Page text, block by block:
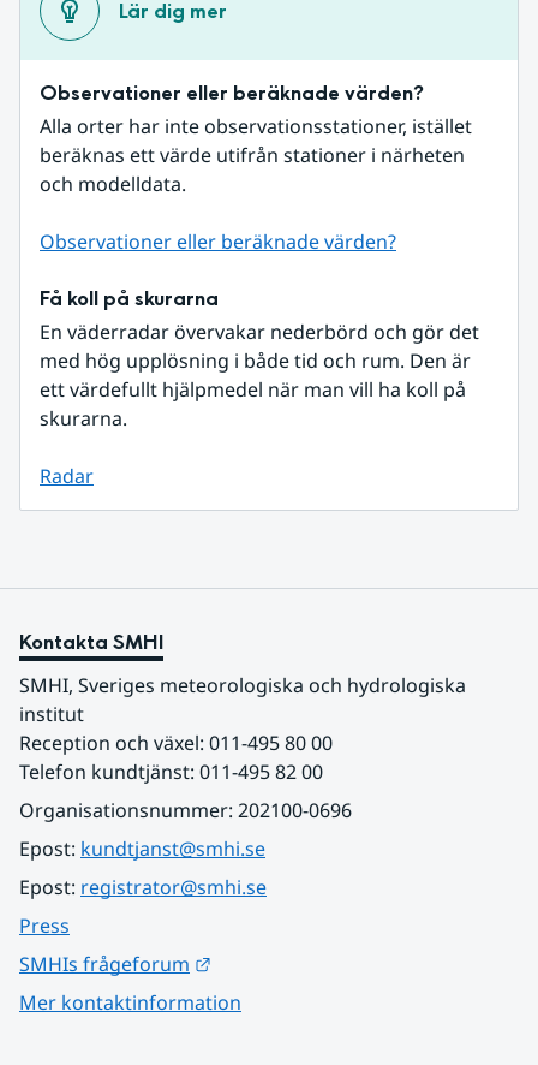
Lär dig mer
Observationer eller beräknade värden?
Alla orter har inte observationsstationer, istället
beräknas ett värde utifrån stationer i närheten
och modelldata.
Observationer eller beräknade värden?
Få koll på skurarna
En väderradar övervakar nederbörd och gör det
med hög upplösning i både tid och rum. Den är
ett värdefullt hjälpmedel när man vill ha koll på
skurarna.
Radar
Kontakta SMHI
SMHI, Sveriges meteorologiska och hydrologiska
institut
Reception och växel: 011-495 80 00
Telefon kundtjänst: 011-495 82 00
Organisationsnummer: 202100-0696
Epost: kundtjanst@smhi.se
Epost: registrator@smhi.se
Press
SMHIs frågeforum
Mer kontaktinformation